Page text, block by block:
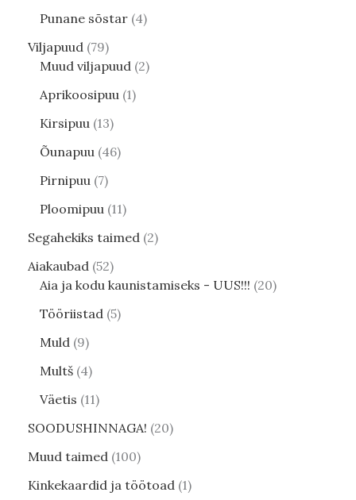
Punane sõstar 4
Viljapuud 79
Muud viljapuud 2
Aprikoosipuu 1
Kirsipuu 13
Õunapuu 46
Pirnipuu 7
Ploomipuu 11
Segahekiks taimed 2
Aiakaubad 52
Aia ja kodu kaunistamiseks - UUS!!! 20
Tööriistad 5
Muld 9
Multš 4
Väetis 11
SOODUSHINNAGA! 20
Muud taimed 100
Kinkekaardid ja töötoad 1